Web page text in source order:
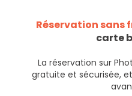
Réservation sans
carte
La réservation sur
gratuite et sécurisée,